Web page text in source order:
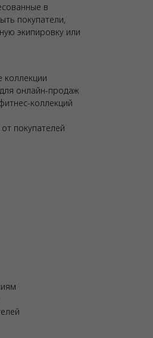
в
покупатели,
экипировку или
коллекции
онлайн-продаж
коллекций
покупателей